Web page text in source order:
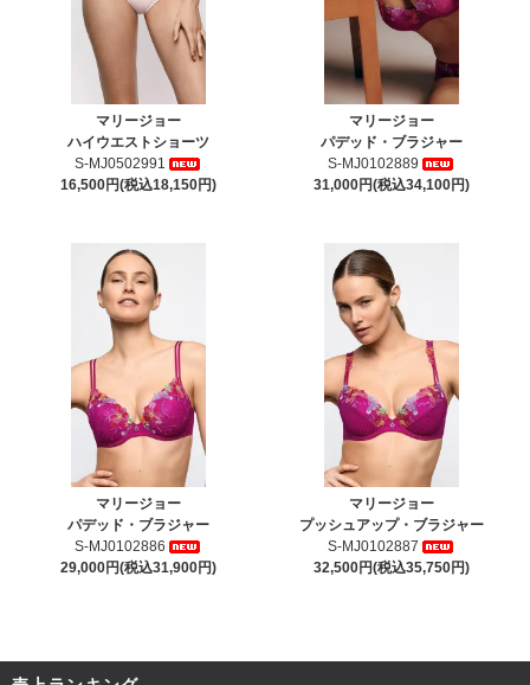
マリージョー
ハイウエストショーツ
S-MJ0502991
16,500円(税込18,150円)
マリージョー
パデッド・ブラジャー
S-MJ0102889
31,000円(税込34,100円)
マリージョー
パデッド・ブラジャー
S-MJ0102886
29,000円(税込31,900円)
マリージョー
プッシュアップ・ブラジャー
S-MJ0102887
32,500円(税込35,750円)